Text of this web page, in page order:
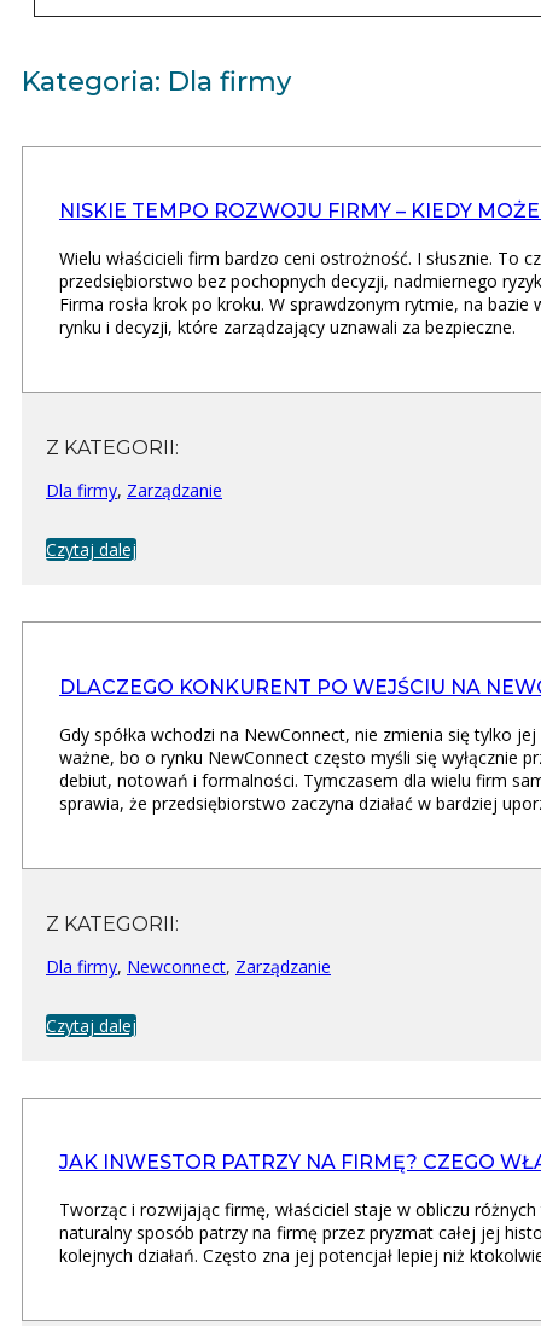
Kategoria: Dla firmy
NISKIE TEMPO ROZWOJU FIRMY – KIEDY
Wielu właścicieli firm bardzo ceni ostrożność. I słusznie. To
przedsiębiorstwo bez pochopnych decyzji, nadmiernego
Firma rosła krok po kroku. W sprawdzonym rytmie, na
rynku i decyzji, które zarządzający uznawali za bezpieczne.
Z KATEGORII:
Dla firmy, Zarządzanie
Czytaj dalej
DLACZEGO KONKURENT PO WEJŚCIU NA
Gdy spółka wchodzi na NewConnect, nie zmienia się tylko
ważne, bo o rynku NewConnect często myśli się wyłącznie
debiut, notowań i formalności. Tymczasem dla wielu firm
sprawia, że przedsiębiorstwo zaczyna działać w bardziej
Z KATEGORII:
Dla firmy, Newconnect, Zarządzanie
Czytaj dalej
JAK INWESTOR PATRZY NA FIRMĘ? CZEGO
Tworząc i rozwijając firmę, właściciel staje w obliczu
naturalny sposób patrzy na firmę przez pryzmat całej jej
kolejnych działań. Często zna jej potencjał lepiej niż